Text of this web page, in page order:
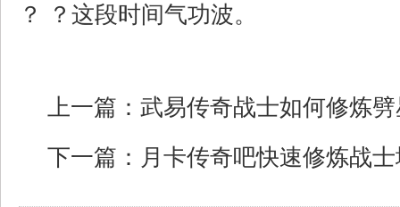
？ ？这段时间气功波。
上一篇： 武易传奇战士如何修炼
下一篇： 月卡传奇吧快速修炼战